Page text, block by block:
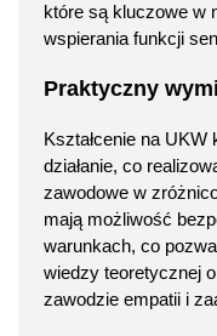
które są kluczowe w
wspierania funkcji
Praktyczny
Kształcenie na UKW
działanie, co
zawodowe w
mają możliwość
warunkach, co
wiedzy teoretycznej
zawodzie empatii i